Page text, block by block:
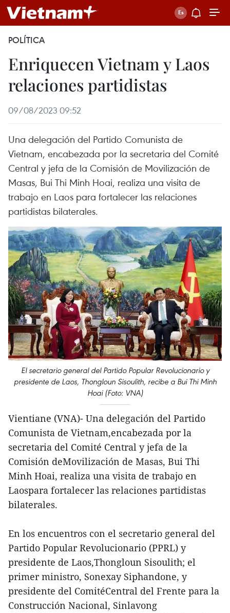
POLÍTICA
Enriquecen Vietnam y Laos
relaciones partidistas
09/08/2023 09:52
Una delegación del Partido Comunista de
Vietnam, encabezada por la secretaria del Comité
Central y jefa de la Comisión de Movilización de
Masas, Bui Thi Minh Hoai, realiza una visita de
trabajo en Laos para fortalecer las relaciones
partidistas bilaterales.
El secretario general del Partido Popular Revolucionario y
presidente de Laos, Thongloun Sisoulith, recibe a Bui Thi Minh
Hoai (Foto: VNA)
Vientiane (VNA)- Una delegación del Partido
Comunista de Vietnam,encabezada por la
secretaria del Comité Central y jefa de la
Comisión deMovilización de Masas, Bui Thi
Minh Hoai, realiza una visita de trabajo en
Laospara fortalecer las relaciones partidistas
bilaterales.
En los encuentros con el secretario general del
Partido Popular Revolucionario (PPRL) y
presidente de Laos,Thongloun Sisoulith; el
primer ministro, Sonexay Siphandone, y
presidente del ComitéCentral del Frente para la
Construcción Nacional, Sinlavong